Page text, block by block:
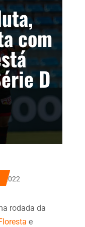
com
D
2022
rodada da
e